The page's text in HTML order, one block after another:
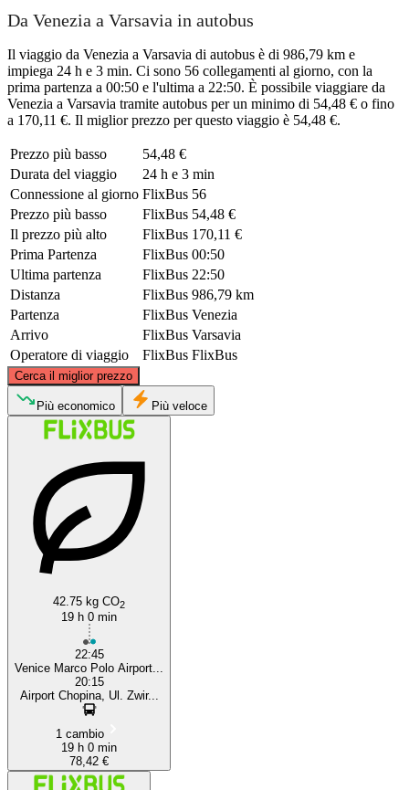
Da Venezia a Varsavia in autobus
Il viaggio da Venezia a Varsavia di autobus è di 986,79 km e
impiega 24 h e 3 min. Ci sono 56 collegamenti al giorno, con la
prima partenza a 00:50 e l'ultima a 22:50. È possibile viaggiare da
Venezia a Varsavia tramite autobus per un minimo di 54,48 € o fino
a 170,11 €. Il miglior prezzo per questo viaggio è 54,48 €.
Prezzo più basso
54,48 €
Durata del viaggio
24 h e 3 min
Connessione al giorno FlixBus 56
Prezzo più basso
FlixBus 54,48 €
Il prezzo più alto
FlixBus 170,11 €
Prima Partenza
FlixBus 00:50
Ultima partenza
FlixBus 22:50
Distanza
FlixBus 986,79 km
Partenza
FlixBus Venezia
Arrivo
FlixBus Varsavia
Operatore di viaggio
FlixBus FlixBus
Cerca il miglior prezzo
©CARTO
Più economico Più veloce
42.75 kg CO2
19 h 0 min
22:45
Venice Marco Polo Airport...
20:15
Airport Chopina, Ul. Zwir...
1 cambio
19 h 0 min
78,42 €